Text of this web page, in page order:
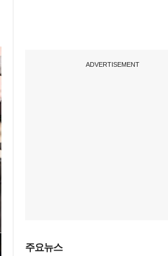
ADVERTISEMENT
주요뉴스